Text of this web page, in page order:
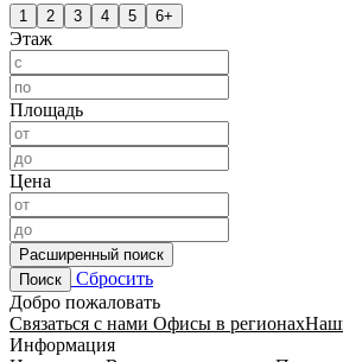
1 2 3 4 5 6+
Этаж
Площадь
Цена
Расширенный поиск
Поиск
Сбросить
Добро пожаловать
Связаться с нами Офисы в регионах
Информация